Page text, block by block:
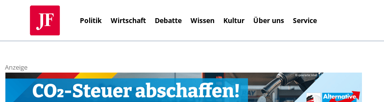
Politik Wirtschaft Debatte Wissen Kultur Über uns Service
Anzeige